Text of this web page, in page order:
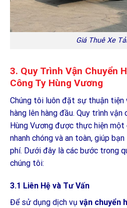
Giá Thuê Xe
3. Quy Trình Vận Chuyển
Công Ty Hùng Vương
Chúng tôi luôn đặt sự thuận tiện
hàng lên hàng đầu. Quy trình
Hùng Vương được thực hiện một
nhanh chóng và an toàn, giúp
phí. Dưới đây là các bước trong
chúng tôi:
3.1 Liên Hệ và Tư Vấn
Để sử dụng dịch vụ vận chuyển